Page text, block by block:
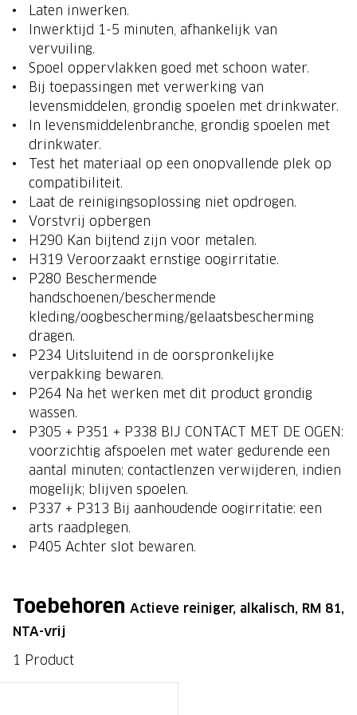
Laten inwerken.
Inwerktijd 1-5 minuten, afhankelijk van
vervuiling.
Spoel oppervlakken goed met schoon water.
Bij toepassingen met verwerking van
levensmiddelen, grondig spoelen met drinkwater.
In levensmiddelenbranche, grondig spoelen met
drinkwater.
Test het materiaal op een onopvallende plek op
compatibiliteit.
Laat de reinigingsoplossing niet opdrogen.
Vorstvrij opbergen
H290 Kan bijtend zijn voor metalen.
H319 Veroorzaakt ernstige oogirritatie.
P280 Beschermende
handschoenen/beschermende
kleding/oogbescherming/gelaatsbescherming
dragen.
P234 Uitsluitend in de oorspronkelijke
verpakking bewaren.
P264 Na het werken met dit product grondig
wassen.
P305 + P351 + P338 BIJ CONTACT MET DE OGEN:
voorzichtig afspoelen met water gedurende een
aantal minuten; contactlenzen verwijderen, indien
mogelijk; blijven spoelen.
P337 + P313 Bij aanhoudende oogirritatie: een
arts raadplegen.
P405 Achter slot bewaren.
Toebehoren Actieve reiniger, alkalisch, RM 81,
NTA-vrij
1 Product